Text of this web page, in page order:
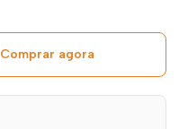
Comprar agora